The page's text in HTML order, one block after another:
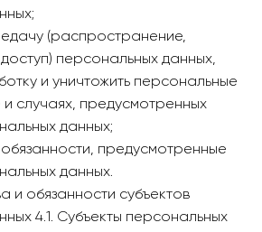
(распространение,
персональных данных,
и уничтожить персональные
случаях, предусмотренных
данных;
предусмотренные
данных.
и обязанности субъектов
4.1. Субъекты персональных